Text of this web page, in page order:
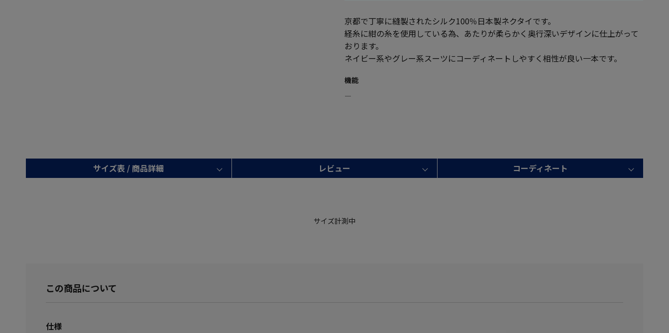
京都で丁寧に縫製されたシルク100％日本製ネクタイです。
経糸に紺の糸を使用している為、あたりが柔らかく奥行深いデザインに仕上がって
おります。
ネイビー系やグレー系スーツにコーディネートしやすく相性が良い一本です。
機能
―
サイズ表 / 商品詳細 レビュー コーディネート
サイズ計測中
この商品について
仕様